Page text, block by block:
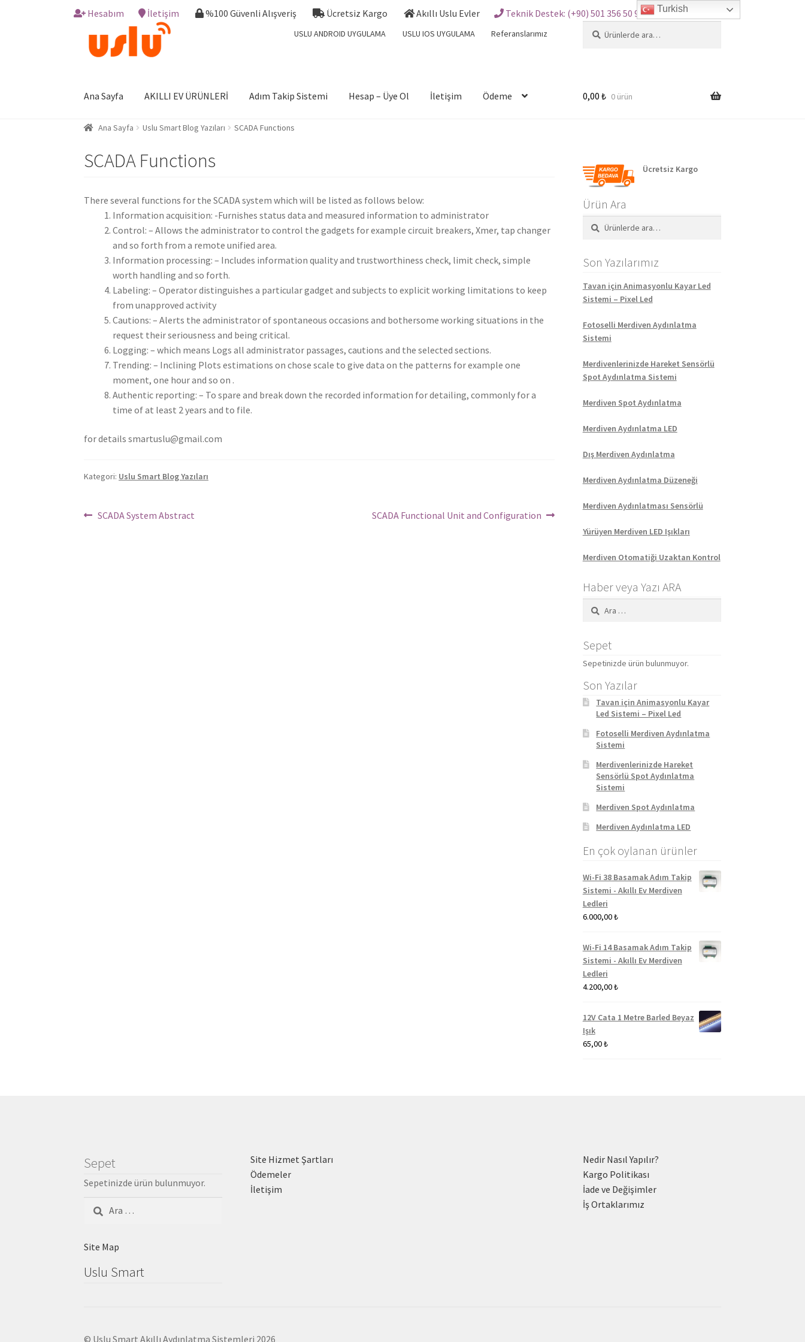
Hesabım İletişim %100 Güvenli Alışveriş Ücretsiz Kargo Akıllı Uslu Evler
Teknik Destek: (+90) 501 356 50 97
navigation
content
USLU ANDROID UYGULAMA USLU IOS UYGULAMA Referanslarımız
Ana Sayfa AKILLI EV ÜRÜNLERİ Adım Takip Sistemi Hesap – Üye Ol İletişim Ödeme 0,00 ₺ 0 ürün
Ana Sayfa Uslu Smart Blog Yazıları SCADA Functions
SCADA Functions
There several functions for the SCADA system which will be listed as follows below:
Information acquisition: -Furnishes status data and measured information to administrator
Control: – Allows the administrator to control the gadgets for example circuit breakers, Xmer, tap changer
and so forth from a remote unified area.
Information processing: – Includes information quality and trustworthiness check, limit check, simple
worth handling and so forth.
Labeling: – Operator distinguishes a particular gadget and subjects to explicit working limitations to keep
from unapproved activity
Cautions: – Alerts the administrator of spontaneous occasions and bothersome working situations in the
request their seriousness and being critical.
Logging: – which means Logs all administrator passages, cautions and the selected sections.
Trending: – Inclining Plots estimations on chose scale to give data on the patterns for example one
moment, one hour and so on .
Authentic reporting: – To spare and break down the recorded information for detailing, commonly for a
time of at least 2 years and to file.
for details smartuslu@gmail.com
Kategori: Uslu Smart Blog Yazıları
Yazı
Önceki
SCADA System Abstract
Sonraki
SCADA Functional Unit and Configuration
Ücretsiz Kargo
Ürün Ara
Ara:
Ara
Son Yazılarımız
Tavan için Animasyonlu Kayar Led
Sistemi – Pixel Led
Fotoselli Merdiven Aydınlatma
Sistemi
Merdivenlerinizde Hareket Sensörlü
Spot Aydınlatma Sistemi
Merdiven Spot Aydınlatma
Merdiven Aydınlatma LED
Dış Merdiven Aydınlatma
Merdiven Aydınlatma Düzeneği
Merdiven Aydınlatması Sensörlü
Yürüyen Merdiven LED Işıkları
Merdiven Otomatiği Uzaktan Kontrol
Haber veya Yazı ARA
Arama:
Sepet
Sepetinizde ürün bulunmuyor.
Son Yazılar
Tavan için Animasyonlu Kayar
Led Sistemi – Pixel Led
Fotoselli Merdiven Aydınlatma
Sistemi
Merdivenlerinizde Hareket
Sensörlü Spot Aydınlatma
Sistemi
Merdiven Spot Aydınlatma
Merdiven Aydınlatma LED
En çok oylanan ürünler
Wi-Fi 38 Basamak Adım Takip
Sistemi - Akıllı Ev Merdiven
Ledleri
6.000,00₺
Wi-Fi 14 Basamak Adım Takip
Sistemi - Akıllı Ev Merdiven
Ledleri
4.200,00₺
12V Cata 1 Metre Barled Beyaz
Işık
65,00₺
Sepet
Sepetinizde ürün bulunmuyor.
Arama:
Site Map
Uslu Smart
Site Hizmet Şartları
Ödemeler
İletişim
Nedir Nasıl Yapılır?
Kargo Politikası
İade ve Değişimler
İş Ortaklarımız
© Uslu Smart Akıllı Aydınlatma Sistemleri 2026
Turkish